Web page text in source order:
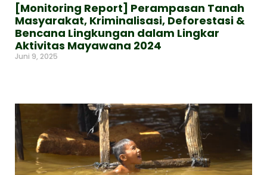
[Monitoring Report] Perampasan Tanah
Masyarakat, Kriminalisasi, Deforestasi &
Bencana Lingkungan dalam Lingkar
Aktivitas Mayawana 2024
Juni 9, 2025